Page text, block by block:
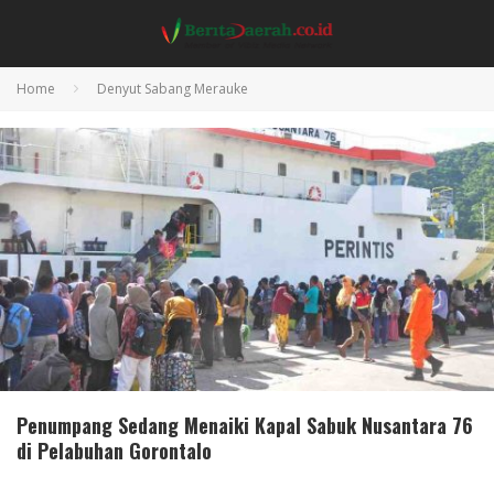
Home Denyut Sabang Merauke
Penumpang Sedang Menaiki Kapal Sabuk Nusantara 76
di Pelabuhan Gorontalo